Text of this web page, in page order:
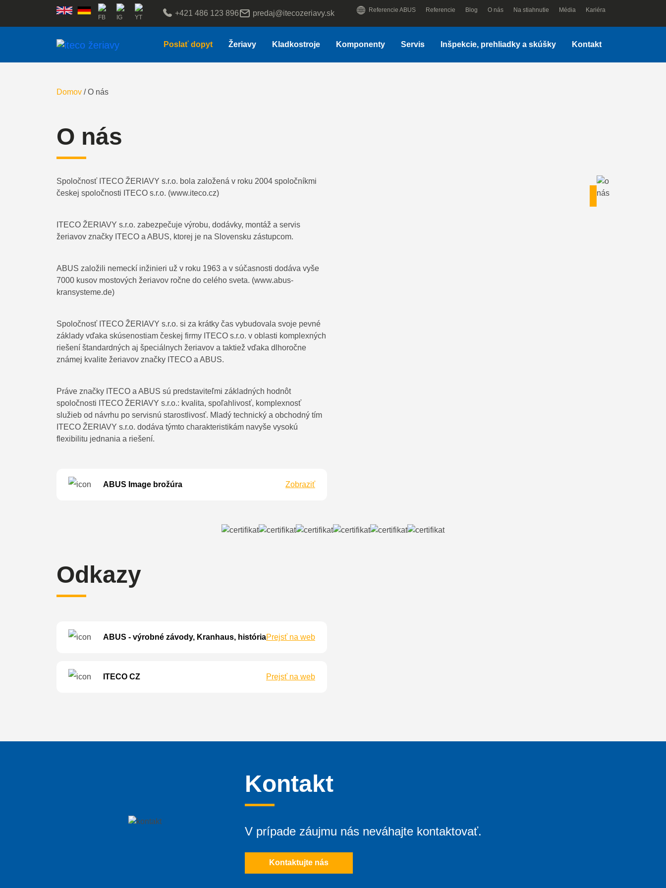
+421 486 123 896 predaj@itecozeriavy.sk Referencie ABUS Referencie Blog O nás Na stiahnutie Média Kariéra
Poslať dopyt Žeriavy Kladkostroje Komponenty Servis Inšpekcie, prehliadky a skúšky Kontakt
Domov /O nás
O nás
Spoločnosť ITECO ŽERIAVY s.r.o. bola založená v roku 2004 spoločníkmi
českej spoločnosti ITECO s.r.o. (www.iteco.cz)
ITECO ŽERIAVY s.r.o. zabezpečuje výrobu, dodávky, montáž a servis
žeriavov značky ITECO a ABUS, ktorej je na Slovensku zástupcom.
ABUS založili nemeckí inžinieri už v roku 1963 a v súčasnosti dodáva vyše
7000 kusov mostových žeriavov ročne do celého sveta. (www.abus-
kransysteme.de)
Spoločnosť ITECO ŽERIAVY s.r.o. si za krátky čas vybudovala svoje pevné
základy vďaka skúsenostiam českej firmy ITECO s.r.o. v oblasti komplexných
riešení štandardných aj špeciálnych žeriavov a taktiež vďaka dlhoročne
známej kvalite žeriavov značky ITECO a ABUS.
Práve značky ITECO a ABUS sú predstaviteľmi základných hodnôt
spoločnosti ITECO ŽERIAVY s.r.o.: kvalita, spoľahlivosť, komplexnosť
služieb od návrhu po servisnú starostlivosť. Mladý technický a obchodný tím
ITECO ŽERIAVY s.r.o. dodáva týmto charakteristikám navyše vysokú
flexibilitu jednania a riešení.
ABUS Image brožúra Zobraziť
Odkazy
ABUS - výrobné závody, Kranhaus, históriaPrejsť na web
ITECO CZ Prejsť na web
Kontakt
V prípade záujmu nás neváhajte kontaktovať.
Kontaktujte nás